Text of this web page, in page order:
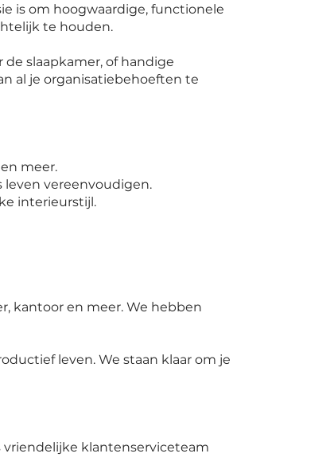
is om hoogwaardige, functionele
te houden.
de slaapkamer, of handige
al je organisatiebehoeften te
meer.
leven vereenvoudigen.
interieurstijl.
kantoor en meer. We hebben
leven. We staan klaar om je
vriendelijke klantenserviceteam